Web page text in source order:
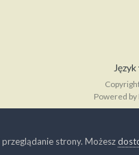
Język
Powered
strony. Możesz